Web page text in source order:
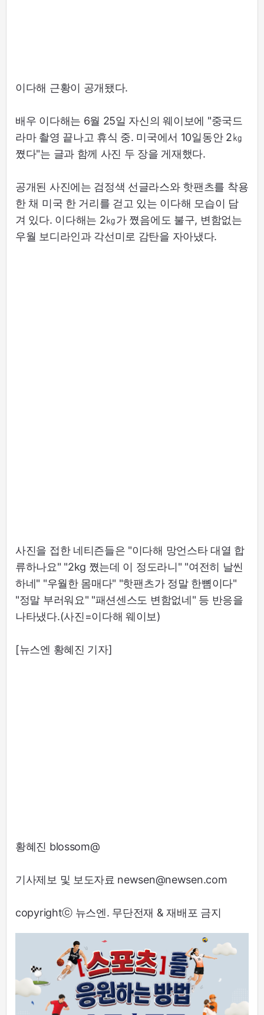
이다해 근황이 공개됐다.
배우 이다해는 6월 25일 자신의 웨이보에 "중국드
라마 촬영 끝나고 휴식 중. 미국에서 10일동안 2㎏
쪘다"는 글과 함께 사진 두 장을 게재했다.
공개된 사진에는 검정색 선글라스와 핫팬츠를 착용
한 채 미국 한 거리를 걷고 있는 이다해 모습이 담
겨 있다. 이다해는 2㎏가 쪘음에도 불구, 변함없는
우월 보디라인과 각선미로 감탄을 자아냈다.
사진을 접한 네티즌들은 "이다해 망언스타 대열 합
류하나요" "2kg 쪘는데 이 정도라니" "여전히 날씬
하네" "우월한 몸매다" "핫팬츠가 정말 한뼘이다"
"정말 부러워요" "패션센스도 변함없네" 등 반응을
나타냈다.(사진=이다해 웨이보)
[뉴스엔 황혜진 기자]
황혜진 blossom@
기사제보 및 보도자료 newsen@newsen.com
copyrightⓒ 뉴스엔. 무단전재 & 재배포 금지